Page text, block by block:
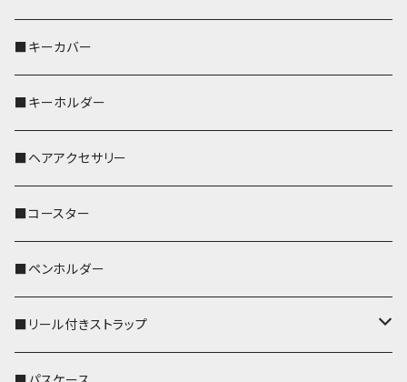
バッグインバッグ
オカメインコ
歌うオカメちゃん
おかめ３兄弟
セキセイインコ
文鳥
鹿
ペンギン
■キーカバー
■キーホルダー
■ヘアアクセサリー
■コースター
■ペンホルダー
■リール付きストラップ
リールのみ